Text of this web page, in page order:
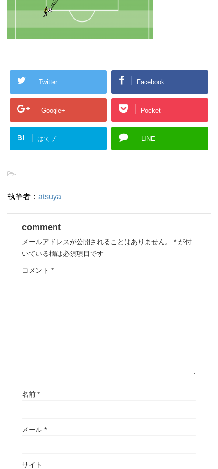
Twitter Facebook
Google+ Pocket
B! はてブ LINE
-
執筆者： atsuya
comment
メールアドレスが公開されることはありません。 * が付
いている欄は必須項目です
コメント *
名前 *
メール *
サイト